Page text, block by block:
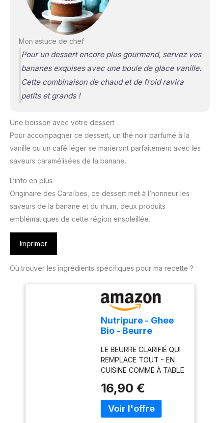
Mon astuce de chef
Pour un dessert encore plus gourmand, servez vos
bananes exquises avec une boule de glace vanille.
Cette combinaison de chaud et de froid ravira
petits et grands !
Une boisson avec votre dessert
Pour accompagner ce dessert, un thé noir parfumé à la
vanille ou un café léger se marieront parfaitement avec les
saveurs caramélisées de la banane.
L’info en plus
Originaire des Caraïbes, ce dessert met à l’honneur les
saveurs de la banane et du rhum, deux produits
emblématiques de cette région ensoleillée.
Imprimer
Où trouver les ingrédients spécifiques pour ma recette ?
Nutripure - Ghee
Bio - Beurre
Lactose ni Caséine
- 300 g
LE BEURRE CLARIFIÉ QUI
REMPLACE TOUT - EN
CUISINE COMME À TABLE
purifié par clarification
lente - il ne reste que la
matière grasse pure,
16,90 €